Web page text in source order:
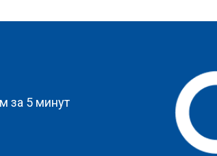
за 5 минут